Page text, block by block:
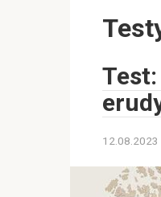
12.08.2023